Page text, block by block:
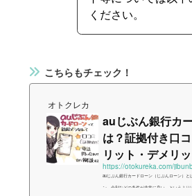
ください。
こちらもチェック！
オトクレカ
auじぶん銀行カ
は？証拠付き口
リット・デメリ
https://otokureka.com/
auじぶん銀行カードローン（じぶんローン）
ン。金利などの条件が非常に良い…というより